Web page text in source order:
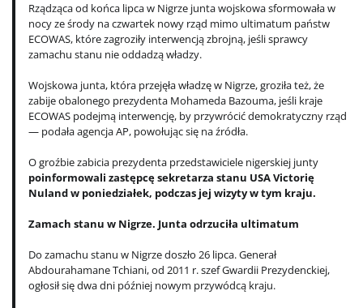
Rządząca od końca lipca w Nigrze junta wojskowa sformowała w
nocy ze środy na czwartek nowy rząd mimo ultimatum państw
ECOWAS, które zagroziły interwencją zbrojną, jeśli sprawcy
zamachu stanu nie oddadzą władzy.
Wojskowa junta, która przejęła władzę w Nigrze, groziła też, że
zabije obalonego prezydenta Mohameda Bazouma, jeśli kraje
ECOWAS podejmą interwencję, by przywrócić demokratyczny rząd
— podała agencja AP, powołując się na źródła.
O groźbie zabicia prezydenta przedstawiciele nigerskiej junty
poinformowali zastępcę sekretarza stanu USA Victorię
Nuland w poniedziałek, podczas jej wizyty w tym kraju.
Zamach stanu w Nigrze. Junta odrzuciła ultimatum
Do zamachu stanu w Nigrze doszło 26 lipca. Generał
Abdourahamane Tchiani, od 2011 r. szef Gwardii Prezydenckiej,
ogłosił się dwa dni później nowym przywódcą kraju.